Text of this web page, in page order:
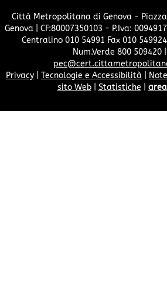
Città Metropolitana di Genova -
Genova | CF:80007350103 - P.Iva:
Centralino 010 54991 Fax 010
Num.Verde 800 509420 |
Privacy
Tecnologie e Accessibilità
sito Web| Statistiche